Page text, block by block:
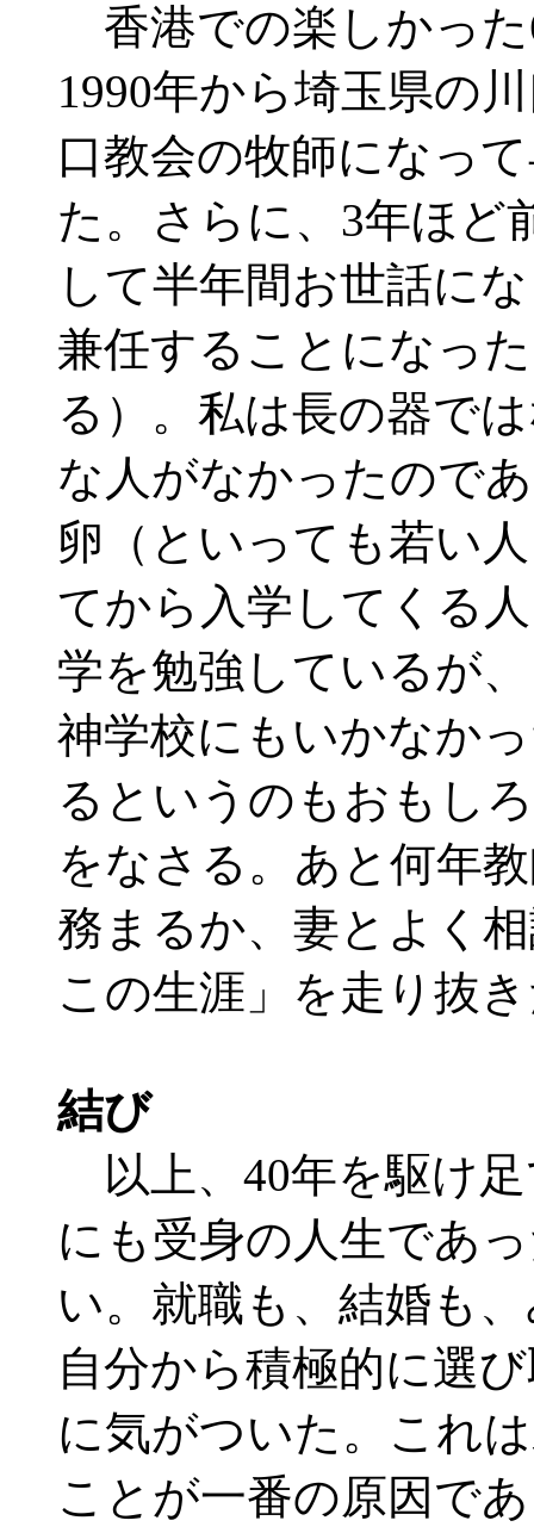
香港での楽しかっ
1990年から埼玉県の
口教会の牧師になっ
た。さらに、3年ほど
して半年間お世話に
兼任することになっ
る）。私は長の器で
な人がなかったので
卵（といっても若い
てから入学してくる
学を勉強しているが
神学校にもいかなか
るというのもおもし
をなさる。あと何年
務まるか、妻とよく
この生涯」を走り抜
結び
以上、40年を駆け
にも受身の人生であ
い。就職も、結婚も
自分から積極的に選
に気がついた。これ
ことが一番の原因で